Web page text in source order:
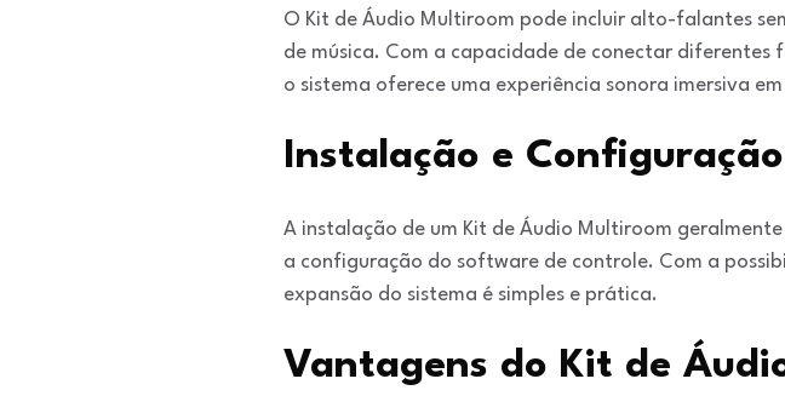
O Kit de Áudio Multiroom pode incluir alto-falantes
de música. Com a capacidade de conectar
o sistema oferece uma experiência sonora imersiva
Instalação e Configuração
A instalação de um Kit de Áudio Multiroom
a configuração do software de controle. Com a
expansão do sistema é simples e prática.
Vantagens do Kit de